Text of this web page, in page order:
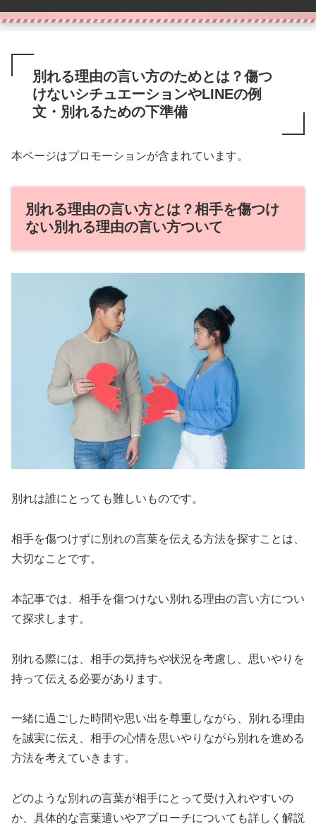
別れる理由の言い方のためとは？傷つ
けないシチュエーションやLINEの例
文・別れるための下準備
本ページはプロモーションが含まれています。
別れる理由の言い方とは？相手を傷つけ
ない別れる理由の言い方ついて
別れは誰にとっても難しいものです。
相手を傷つけずに別れの言葉を伝える方法を探すことは、
大切なことです。
本記事では、相手を傷つけない別れる理由の言い方につい
て探求します。
別れる際には、相手の気持ちや状況を考慮し、思いやりを
持って伝える必要があります。
一緒に過ごした時間や思い出を尊重しながら、別れる理由
を誠実に伝え、相手の心情を思いやりながら別れを進める
方法を考えていきます。
どのような別れの言葉が相手にとって受け入れやすいの
か、具体的な言葉遣いやアプローチについても詳しく解説